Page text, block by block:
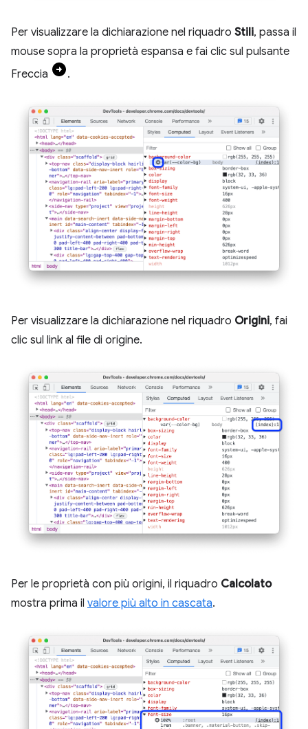
Per visualizzare la dichiarazione nel riquadro Stili, passa il
mouse sopra la proprietà espansa e fai clic sul pulsante
Freccia
.
Per visualizzare la dichiarazione nel riquadro Origini, fai
clic sul link al file di origine.
Per le proprietà con più origini, il riquadro Calcolato
mostra prima il valore più alto in cascata.